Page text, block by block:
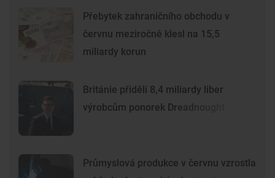
Přebytek zahraničního obchodu v
červnu meziročně klesl na 15,5
miliardy korun
Británie přidělí 8,4 miliardy liber
výrobcům ponorek Dreadnought
Průmyslová produkce v červnu vzrostla